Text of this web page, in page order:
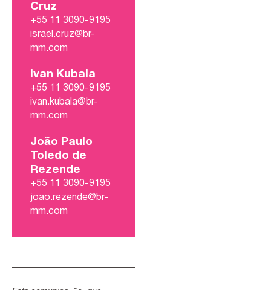
Cruz
+55 11 3090-9195
israel.cruz@br-
mm.com
Ivan Kubala
+55 11 3090-9195
ivan.kubala@br-
mm.com
João Paulo
Toledo de
Rezende
+55 11 3090-9195
joao.rezende@br-
mm.com